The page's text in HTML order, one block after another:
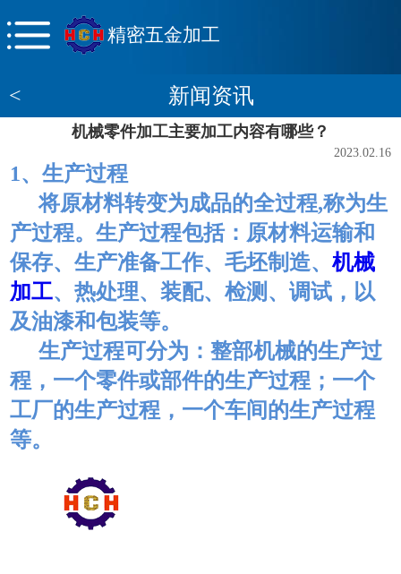
精密五金加工
< 新闻资讯
机械零件加工主要加工内容有哪些？
2023.02.16
1、生产过程
将原材料转变为成品的全过程,称为生
产过程。生产过程包括：原材料运输和
保存、生产准备工作、毛坯制造、机械
加工、热处理、装配、检测、调试，以
及油漆和包装等。
生产过程可分为：整部机械的生产过
程，一个零件或部件的生产过程；一个
工厂的生产过程，一个车间的生产过程
等。